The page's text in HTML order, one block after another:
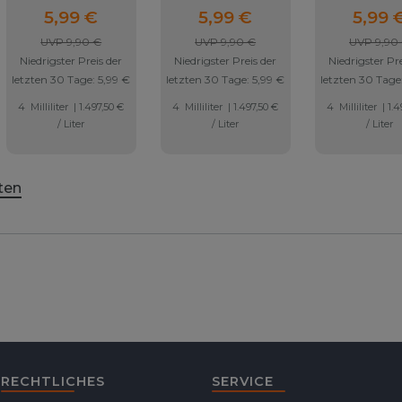
Strawberry
Watermelon - 20mg
Nikotin
UVP 9,90 €
5,99 €
Niedrigster Preis der
letzten 30 Tage:5,99 €
4 Milliliter | 1.497,50 €
/ Liter
Summer Fruit -
20mg Nikotin
UVP 9,90 €
5,99 €
Niedrigster Preis der
letzten 30 Tage:5,99 €
4 Milliliter | 1.497,50 €
/ Liter
Watermelon
20mg
UVP
5,99
Niedrigster
letzten 30
4 Milliliter |
/ Liter
RECHTLICHES SERVICE